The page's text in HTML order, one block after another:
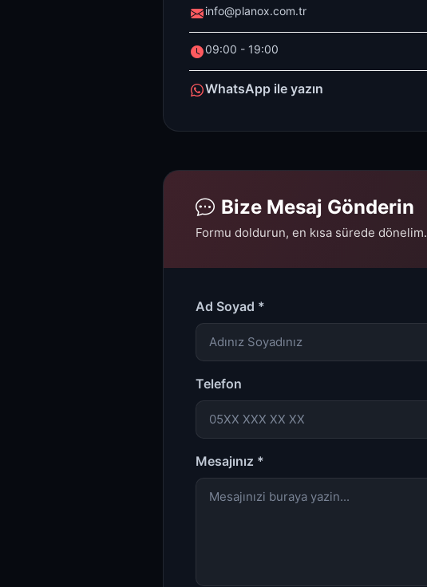
info@planox.com.tr
09:00 - 19:00
WhatsApp ile yazın
Bize Mesaj Gönderin
Formu doldurun, en kısa sürede dönelim.
Ad Soyad *
Telefon
Mesajınız *